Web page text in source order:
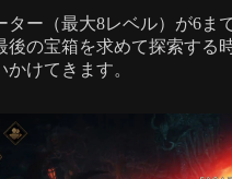
ター（最大8レベル）が6ま
後の宝箱を求めて探索する
かけてきます。